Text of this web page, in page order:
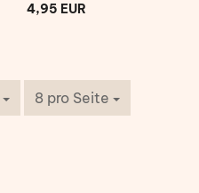
4,95 EUR
8 pro Seite